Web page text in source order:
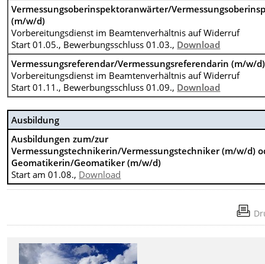
Vermessungsoberinspektoranwärter/
(m/w/d)
Vorbereitungsdienst im Beamtenverhältnis auf Widerruf
Start 01.05., Bewerbungsschluss 01.03., Download
Vermessungsreferendar/Vermessungsreferendarin (m/w/d)
Vorbereitungsdienst im Beamtenverhältnis auf Widerruf
Start 01.11., Bewerbungsschluss 01.09., Download
Ausbildung
Ausbildungen zum/zur
Vermessungstechnikerin/Vermessungstechniker (m/w/d)
Geomatikerin/Geomatiker (m/w/d)
Start am 01.08., Download